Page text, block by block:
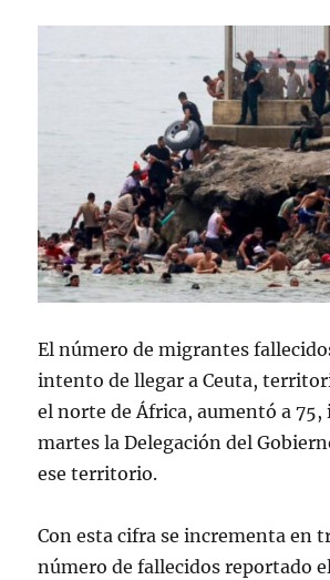
El número de migrantes
intento de llegar a Ceuta,
el norte de África, aumentó a
martes la Delegación del
ese territorio.
Con esta cifra se incrementa en
número de fallecidos reportado